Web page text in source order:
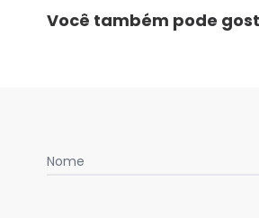
Você também pode
Nome